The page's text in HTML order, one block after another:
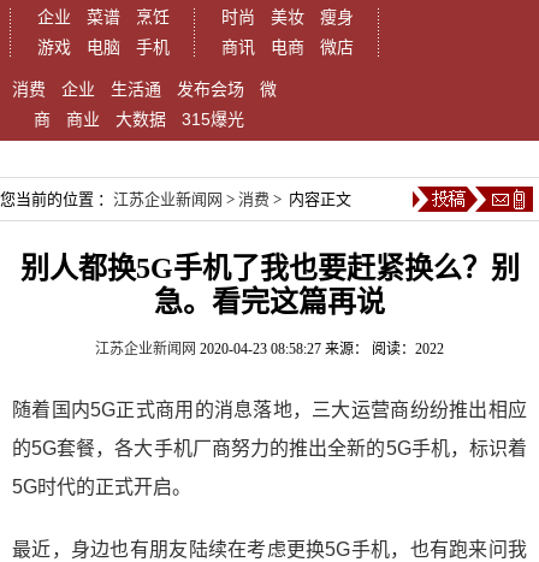
企业 菜谱
烹饪
游戏
电脑 手机
时尚 美妆
瘦身
商讯
电商 微店
消费 企业 生活通 发布会场
微
商
商业 大数据 315爆光
您当前的位置 ： 江苏企业新闻网 > 消费 > 内容正文
别人都换5G手机了我也要赶紧换么？别
急。看完这篇再说
江苏企业新闻网 2020-04-23 08:58:27 来源： 阅读：2022
随着国内5G正式商用的消息落地，三大运营商纷纷推出相应
的5G套餐，各大手机厂商努力的推出全新的5G手机，标识着
5G时代的正式开启。
最近，身边也有朋友陆续在考虑更换5G手机，也有跑来问我